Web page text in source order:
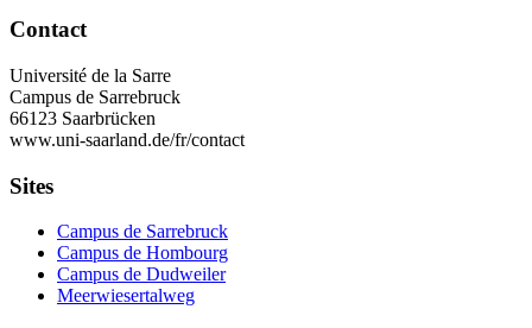
Contact
Université de la Sarre
Campus de Sarrebruck
66123 Saarbrücken
www.uni-saarland.de/fr/contact
Sites
Campus de Sarrebruck
Campus de Hombourg
Campus de Dudweiler
Meerwiesertalweg